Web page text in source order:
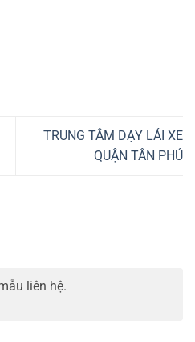
TRUNG TÂM DẠY LÁI XE
QUẬN TÂN PHÚ
liên hệ.